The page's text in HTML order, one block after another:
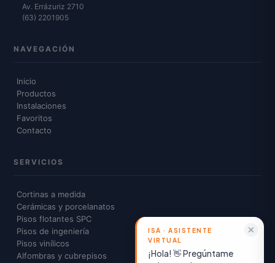
¡Hola! 👋 Pregúntame
Av. Errázuriz 2710
(63) 2201905
NAVEGACIÓN
Inicio
Productos
Instalaciones
Favoritos
Contacto
SERVICIOS
Cortinas a medida
Cerámicas y porcelanatos
Pisos flotantes SPC
Pisos de ingeniería
Pisos vinílicos
Alfombras y cubrepisos